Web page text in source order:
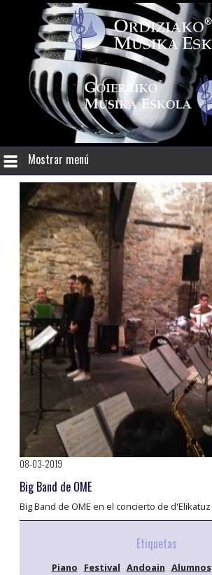
Mostrar menú
08-03-2019
Big Band de OME
Big Band de OME en el concierto de d'Elikatuz
Etiquetas
Piano Festival Andoain Alumnos